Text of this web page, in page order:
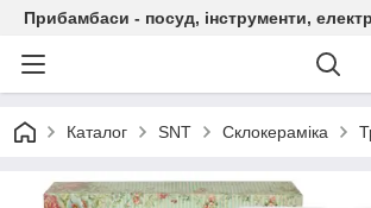
Прибамбаси - посуд, інструменти,
Каталог SNT Склокераміка